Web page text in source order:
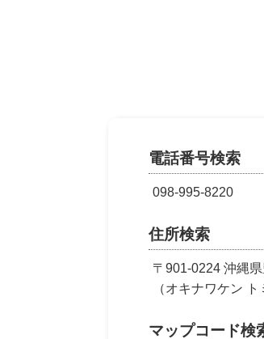
電話番号検索
098-995-8220
住所検索
〒901-0224 沖縄
（オキナワケン
マップコード検